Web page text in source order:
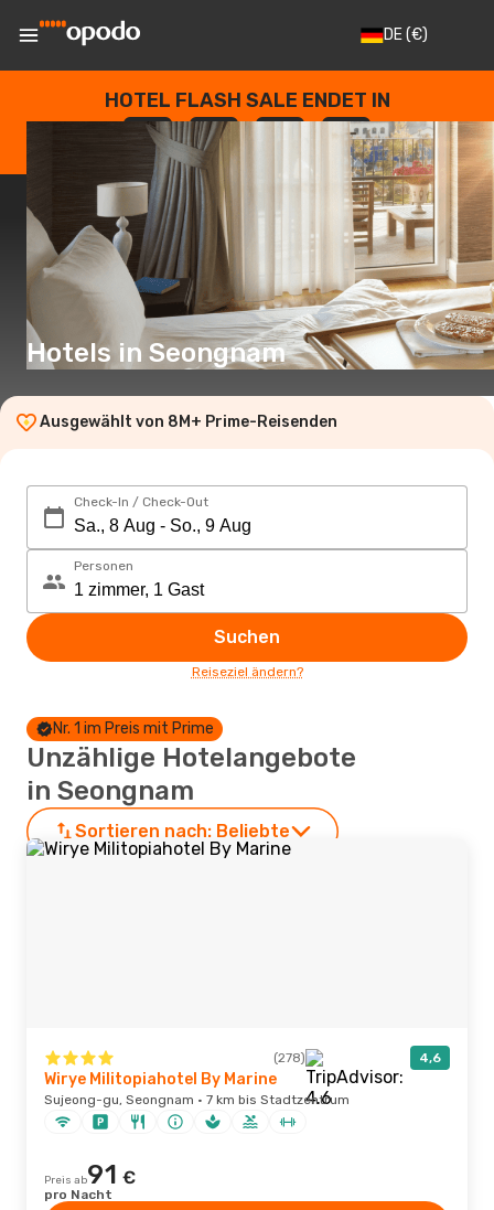
DE(€)
HOTEL FLASH SALE ENDET IN
--
TAGE
: --
STUNDEN
: --
SEKUNDEN
Hotels in Seongnam
Ausgewählt von 8M+ Prime-Reisenden
Check-In / Check-Out
Personen
Suchen
Reiseziel ändern?
Nr. 1 im Preis mit Prime
Unzählige Hotelangebote
in Seongnam
Sortieren nach: Beliebte
(278) 4,6
Wirye Militopiahotel By Marine
Sujeong-gu, Seongnam · 7 km bis Stadtzentrum
Preis ab91 €
pro Nacht